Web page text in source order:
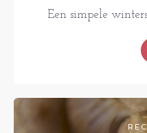
Een simpele